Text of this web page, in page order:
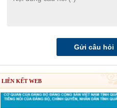
LIÊN KẾT WEB